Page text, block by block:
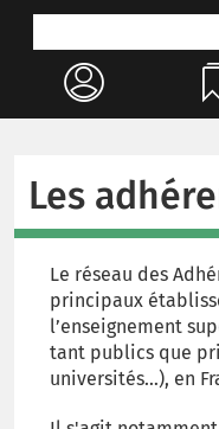
Les
Le réseau des
principaux
l’enseignement
tant publics que
universités…), en